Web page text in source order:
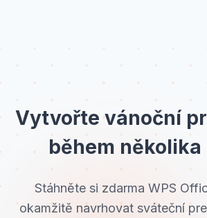
Vytvořte vánoční
během
Stáhněte si zdarma WPS
okamžitě navrhovat sváteční